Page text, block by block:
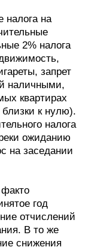
налога на
2% налога
запрет
наличными,
квартирах
к нулю).
налога
ожиданию
на заседании
год
отчислений
В то же
снижения